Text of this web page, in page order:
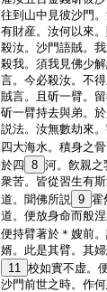
往到山中見彼沙門
有財産。汝何以來
殺汝。沙門語賊。
殺我。須我見佛少
言。今必殺汝。不
賊言。且斫一臂。
斫一臂持去與弟。
説法。汝無數劫來
四大海水。積身之
於四 8 河。飮親之
衆苦。皆從習生有
道。聞佛所説 9 霍
道。便放身命而般
便持臂著於＊嫂前
婿。此是其臂。其
11 校如實不虚。
沙門前世之時。作